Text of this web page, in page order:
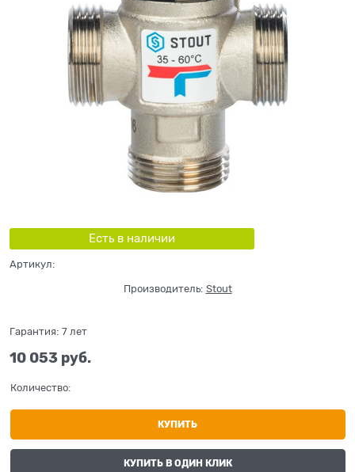
Есть в наличии
Артикул:
Производитель: Stout
Гарантия: 7 лет
10 053 руб.
Количество:
КУПИТЬ
КУПИТЬ В ОДИН КЛИК